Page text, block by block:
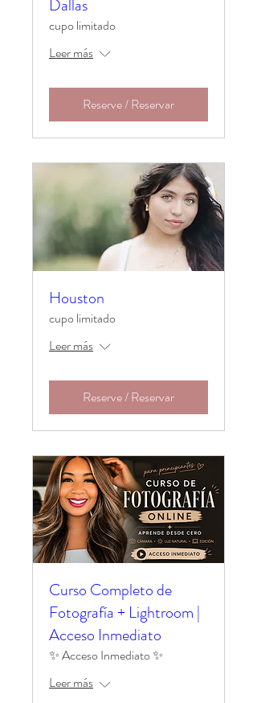
Dallas
cupo limitado
Leer más
Reserve / Reservar
Houston
cupo limitado
Leer más
Reserve / Reservar
Curso Completo de
Fotografía + Lightroom |
Acceso Inmediato
✨ Acceso Inmediato ✨
Leer más